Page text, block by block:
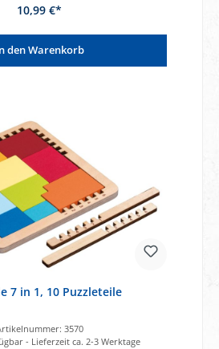
10,99 €*
den Warenkorb
7 in 1, 10 Puzzleteile
3570
- Lieferzeit ca. 2-3 Werktage